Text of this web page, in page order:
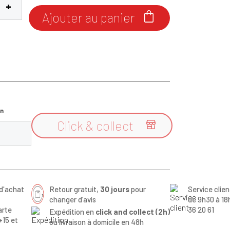

Ajouter au panier

Click & collect
et
Retour gratuit, 30 jourspour
changer d’avis
Expédition en click and collect (2h)
ou livraison à domicile en 48h
Service
de 9h30 à
36 20 61